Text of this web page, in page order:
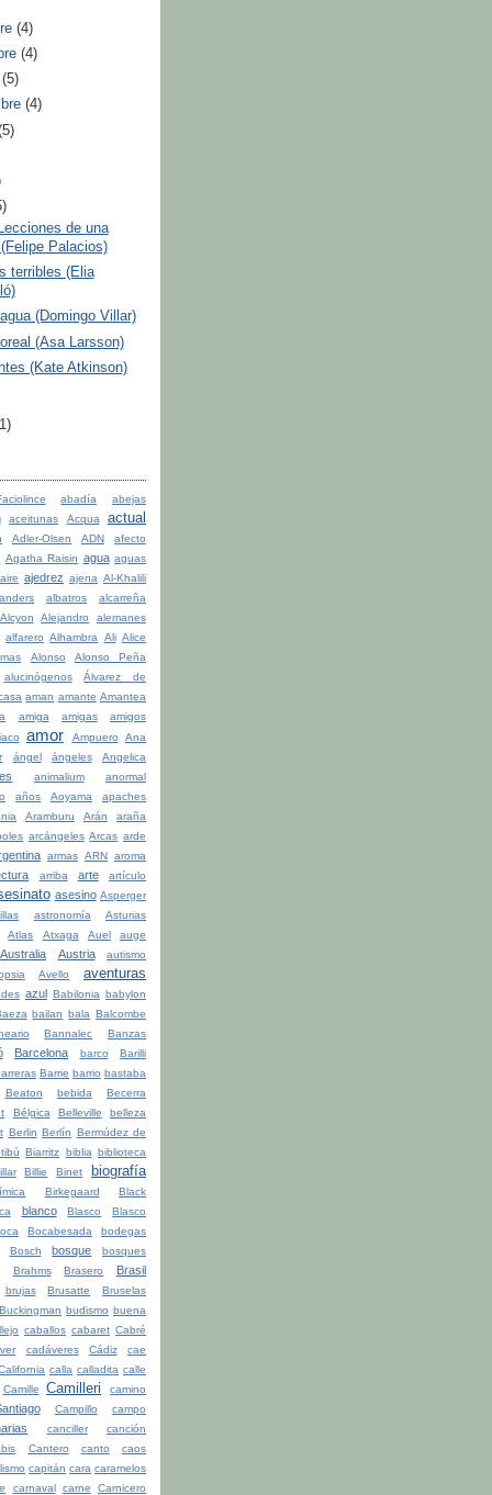
(4)
(4)
(5)
(4)
de una
Palacios)
terribles (Elia
(Domingo Villar)
(Asa Larsson)
(Kate Atkinson)
abadía abejas
aceitunas Acqua actual
Adler-Olsen ADN
afecto
Agatha Raisin agua aguas
aire ajedrez ajena Al-Khalili
albatros
alcarreña
Alcyon
Alejandro
alemanes
alfarero Alhambra Ali Alice
Alonso
Alonso Peña
alucinógenos
Álvarez de
aman amante Amantea
amiga amigas
amigos
amor Ampuero
Ana
ángel ángeles Angelica
animalium
anormal
años Aoyama
apaches
Aramburu Arán
araña
arcángeles Arcas arde
armas ARN aroma
arriba arte artículo
asesino Asperger
astronomía
Asturias
Atlas
Atxaga Auel auge
Australia Austria
autismo
Avello aventuras
azul Babilonia babylon
bailan bala Balcombe
Bannalec Banzas
Barcelona barco
Barilli
Barrie barrio bastaba
Beaton
bebida
Becerra
Bélgica Belleville
belleza
Berlin Berlín Bermúdez de
Biarritz biblia biblioteca
Billie Binet biografía
Birkegaard
Black
blanco Blasco
Blasco
Bocabesada
bodegas
Bosch
bosque
bosques
Brahms
Brasero Brasil
brujas Brusatte
Bruselas
Buckingman budismo buena
caballos cabaret Cabré
cadáveres Cádiz
cae
calla calladita calle
Camille
Camilleri camino
Campillo campo
canciller
canción
Cantero canto
caos
capitán cara caramelos
carnaval carne
Carnicero